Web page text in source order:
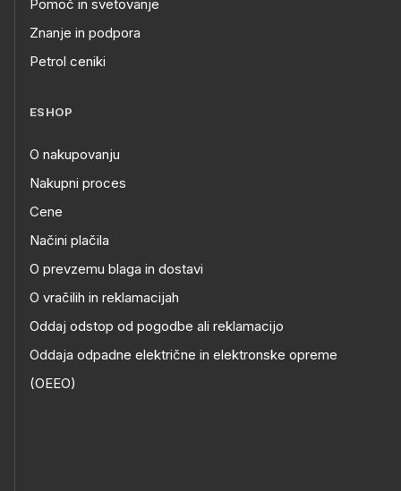
Pomoč in svetovanje
Znanje in podpora
Petrol ceniki
ESHOP
O nakupovanju
Nakupni proces
Cene
Načini plačila
O prevzemu blaga in dostavi
O vračilih in reklamacijah
Oddaj odstop od pogodbe ali reklamacijo
Oddaja odpadne električne in elektronske opreme
(OEEO)